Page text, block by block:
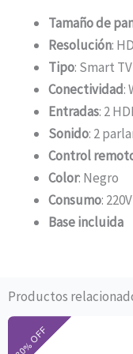
Tamaño de
Resolución:
Tipo: Smart
Conectividad:
Entradas: 2
Sonido: 2
Control
Color: Negro
Consumo: 220V
Base incluida
Productos